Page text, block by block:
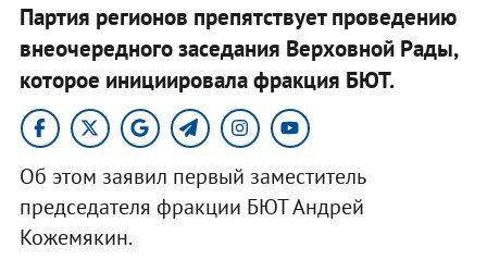
Партия регионов препятствует проведению
внеочередного заседания Верховной Рады,
которое инициировала фракция БЮТ.
Об этом заявил первый заместитель
председателя фракции БЮТ Андрей
Кожемякин.